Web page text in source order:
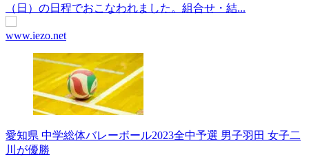
（日）の日程でおこなわれました。組合せ・結...
www.iezo.net
愛知県 中学総体バレーボール2023全中予選 男子羽田 女子二
川が優勝